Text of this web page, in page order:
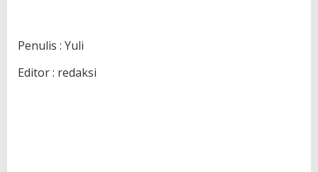
Penulis : Yuli
Editor : redaksi